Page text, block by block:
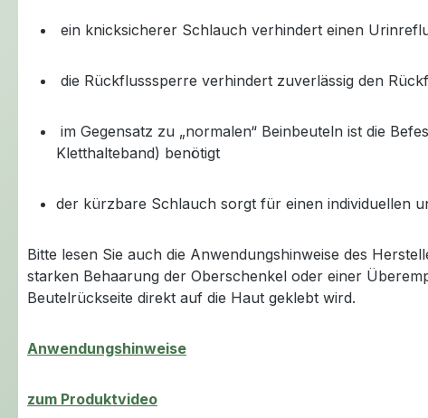
ein knicksicherer Schlauch verhindert einen
die Rückflusssperre verhindert zuverlässig den
im Gegensatz zu „normalen“ Beinbeuteln ist die
Kletthalteband) benötigt
der kürzbare Schlauch sorgt für einen individuellen
Bitte lesen Sie auch die Anwendungshinweise des
starken Behaarung der Oberschenkel oder einer
Beutelrückseite direkt auf die Haut geklebt wird.
Anwendungshinweise
zum Produktvideo